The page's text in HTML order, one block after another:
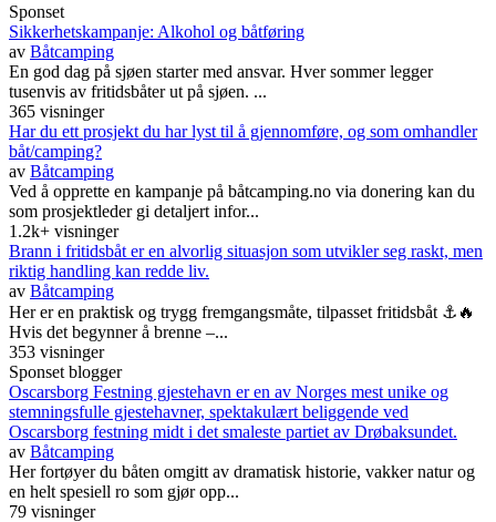
Sponset
Sikkerhetskampanje: Alkohol og båtføring
av Båtcamping
En god dag på sjøen starter med ansvar. Hver sommer legger
tusenvis av fritidsbåter ut på sjøen. ...
365 visninger
Har du ett prosjekt du har lyst til å gjennomføre, og som omhandler
båt/camping?
av Båtcamping
Ved å opprette en kampanje på båtcamping.no via donering kan du
som prosjektleder gi detaljert infor...
1.2k+ visninger
Brann i fritidsbåt er en alvorlig situasjon som utvikler seg raskt, men
riktig handling kan redde liv.
av Båtcamping
Her er en praktisk og trygg fremgangsmåte, tilpasset fritidsbåt ⚓🔥
Hvis det begynner å brenne –...
353 visninger
Sponset blogger
Oscarsborg Festning gjestehavn er en av Norges mest unike og
stemningsfulle gjestehavner, spektakulært beliggende ved
Oscarsborg festning midt i det smaleste partiet av Drøbaksundet.
av Båtcamping
Her fortøyer du båten omgitt av dramatisk historie, vakker natur og
en helt spesiell ro som gjør opp...
79 visninger